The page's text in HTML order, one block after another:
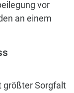
vor
an einem
größter Sorgfalt